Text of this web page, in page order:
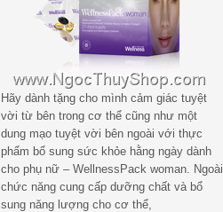
Hãy dành tặng cho mình cảm giác tuyệt
vời từ bên trong cơ thể cũng như một
dung mạo tuyệt vời bên ngoài với thực
phẩm bổ sung sức khỏe hằng ngày dành
cho phụ nữ – WellnessPack woman. Ngoài
chức năng cung cấp dưỡng chất và bổ
sung năng lượng cho cơ thể,